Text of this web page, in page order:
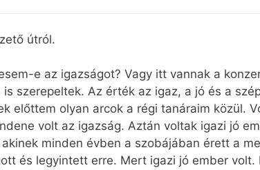
útról.
e az igazságot? Vagy itt vannak a
szerepeltek. Az érték az igaz, a jó és a
előttem olyan arcok a régi tanáraim közül.
volt az igazság. Aztán voltak igazi jó
minden évben a szobájában érett a
és legyintett erre. Mert igazi jó ember